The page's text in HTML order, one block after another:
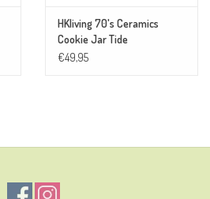
HKliving 70's Ceramics
Cookie Jar Tide
€49,95